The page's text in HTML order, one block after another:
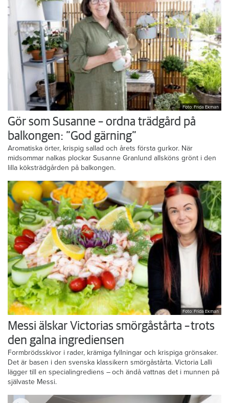
Foto: Frida Ekman
Gör som Susanne – ordna trädgård på
balkongen: ”God gärning”
Aromatiska örter, krispig sallad och årets första gurkor. När
midsommar nalkas plockar Susanne Granlund allsköns grönt i den
lilla köksträdgården på balkongen.
Foto: Frida Ekman
Messi älskar Victorias smörgåstårta – trots
den galna ingrediensen
Formbrödsskivor i rader, krämiga fyllningar och krispiga grönsaker.
Det är basen i den svenska klassikern smörgåstårta. Victoria Lalli
lägger till en specialingrediens – och ändå vattnas det i munnen på
självaste Messi.